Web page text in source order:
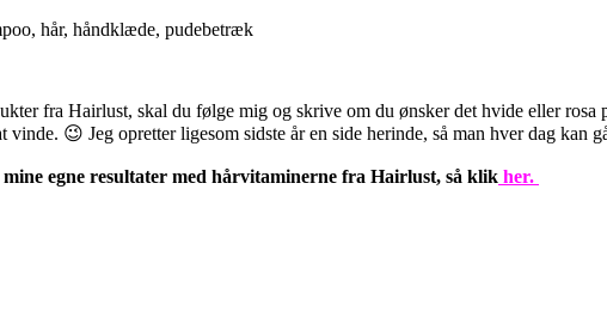
fra Hairlust, skal du følge mig og skrive om du ønsker det hvide eller
vinde. 😉 Jeg opretter ligesom sidste år en side herinde, så man hver dag
egne resultater med hårvitaminerne fra Hairlust, så klik her.